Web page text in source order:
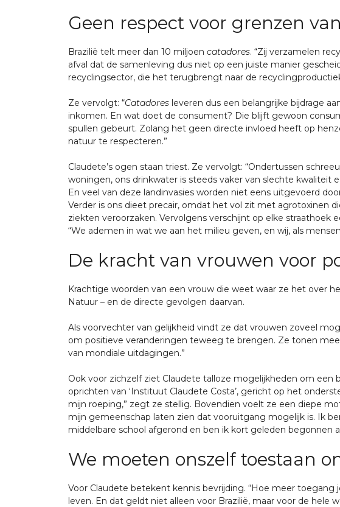
Geen respect voor grenzen
Brazilië telt meer dan 10 miljoen catadores. “Zij verzamelen
afval dat de samenleving dus niet op een juiste manier
recyclingsector, die het terugbrengt naar de
Ze vervolgt: “Catadores leveren dus een belangrijke bijdrage
inkomen. En wat doet de consument? Die blijft gewoon
spullen gebeurt. Zolang het geen directe invloed heeft op
natuur te respecteren.”
Claudete’s ogen staan triest. Ze vervolgt: “Ondertussen
woningen, ons drinkwater is steeds vaker van slechte
En veel van deze landinvasies worden niet eens uitgevoerd
Verder is ons dieet precair, omdat het vol zit met agrotoxinen
ziekten veroorzaken. Vervolgens verschijnt op elke straathoek
“We ademen in wat we aan het milieu geven, en wij, als
De kracht van vrouwen voor
Krachtige woorden van een vrouw die weet waar ze het over
Natuur – en de directe gevolgen daarvan.
Als voorvechter van gelijkheid vindt ze dat vrouwen zoveel
om positieve veranderingen teweeg te brengen. Ze tonen
van mondiale uitdagingen.”
Ook voor zichzelf ziet Claudete talloze mogelijkheden om
oprichten van ‘Instituut Claudete Costa’, gericht op het
mijn roeping,” zegt ze stellig. Bovendien voelt ze een diepe
mijn gemeenschap laten zien dat vooruitgang mogelijk is. Ik
middelbare school afgerond en ben ik kort geleden begonnen
We moeten onszelf toestaan
Voor Claudete betekent kennis bevrijding. “Hoe meer
leven. En dat geldt niet alleen voor Brazilië, maar voor de hele